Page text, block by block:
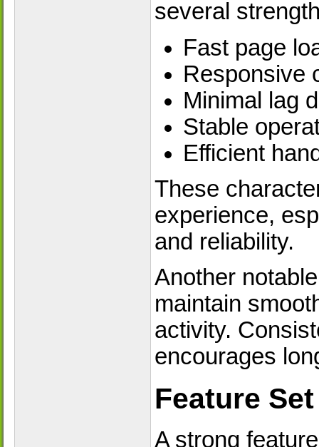
several
Fast page
Responsive
Minimal lag
Stable
Efficient
These
experience,
and reliability.
Another
maintain
activity.
encourages
Feature
A strong